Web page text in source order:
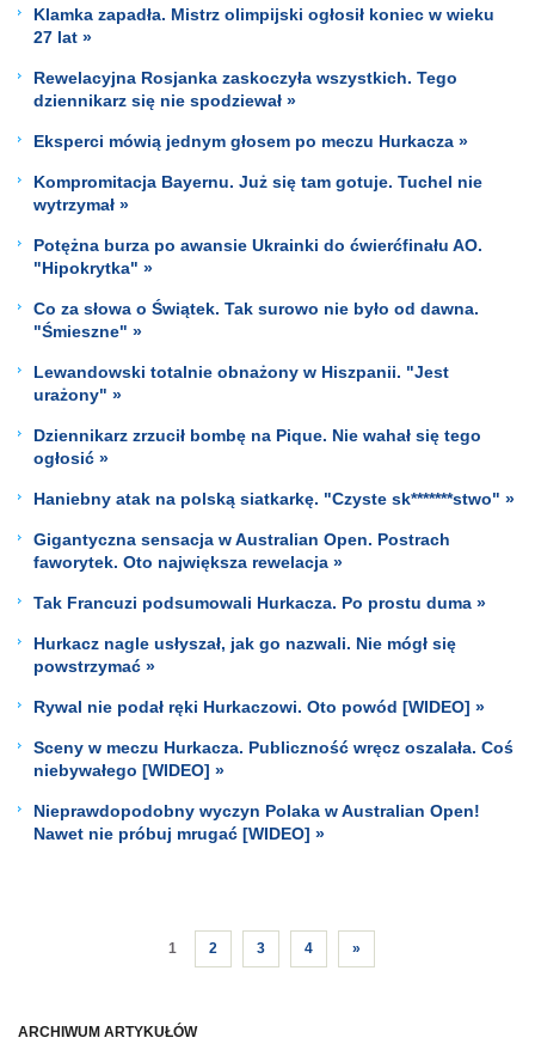
ARCHIWUM ARTYKUŁÓW
Klamka zapadła. Mistrz olimpijski ogłosił koniec w wieku
27 lat »
Rewelacyjna Rosjanka zaskoczyła wszystkich. Tego
dziennikarz się nie spodziewał »
Eksperci mówią jednym głosem po meczu Hurkacza »
Kompromitacja Bayernu. Już się tam gotuje. Tuchel nie
wytrzymał »
Potężna burza po awansie Ukrainki do ćwierćfinału AO.
"Hipokrytka" »
Co za słowa o Świątek. Tak surowo nie było od dawna.
"Śmieszne" »
Lewandowski totalnie obnażony w Hiszpanii. "Jest
urażony" »
Dziennikarz zrzucił bombę na Pique. Nie wahał się tego
ogłosić »
Haniebny atak na polską siatkarkę. "Czyste sk*******stwo" »
Gigantyczna sensacja w Australian Open. Postrach
faworytek. Oto największa rewelacja »
Tak Francuzi podsumowali Hurkacza. Po prostu duma »
Hurkacz nagle usłyszał, jak go nazwali. Nie mógł się
powstrzymać »
Rywal nie podał ręki Hurkaczowi. Oto powód [WIDEO] »
Sceny w meczu Hurkacza. Publiczność wręcz oszalała. Coś
niebywałego [WIDEO] »
Nieprawdopodobny wyczyn Polaka w Australian Open!
Nawet nie próbuj mrugać [WIDEO] »
1 2 3 4 »